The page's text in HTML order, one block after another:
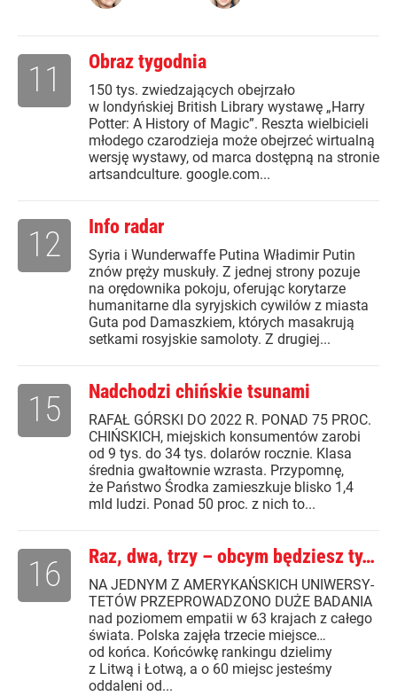
Obraz tygodnia
150 tys. zwiedzających obejrzało
w londyńskiej British Library wystawę „Harry
Potter: A History of Magic”. Reszta wielbicieli
młodego czarodzieja może obejrzeć wirtualną
wersję wystawy, od marca dostępną na stronie
artsandculture. google.com...
11
Info radar
Syria i Wunderwaffe Putina Władimir Putin
znów pręży muskuły. Z jednej strony pozuje
na orędownika pokoju, oferując korytarze
humanitarne dla syryjskich cywilów z miasta
Guta pod Damaszkiem, których masakrują
setkami rosyjskie samoloty. Z drugiej...
12
Nadchodzi chińskie tsunami
RAFAŁ GÓRSKI DO 2022 R. PONAD 75 PROC.
CHIŃSKICH, miejskich konsumentów zarobi
od 9 tys. do 34 tys. dolarów rocznie. Klasa
średnia gwałtownie wzrasta. Przypomnę,
że Państwo Środka zamieszkuje blisko 1,4
mld ludzi. Ponad 50 proc. z nich to...
15
Raz, dwa, trzy – obcym będziesz ty…
NA JEDNYM Z AMERYKAŃSKICH UNIWERSY-
TETÓW PRZEPROWADZONO DUŻE BADANIA
nad poziomem empatii w 63 krajach z całego
świata. Polska zajęła trzecie miejsce…
od końca. Końcówkę rankingu dzielimy
z Litwą i Łotwą, a o 60 miejsc jesteśmy
oddaleni od...
16